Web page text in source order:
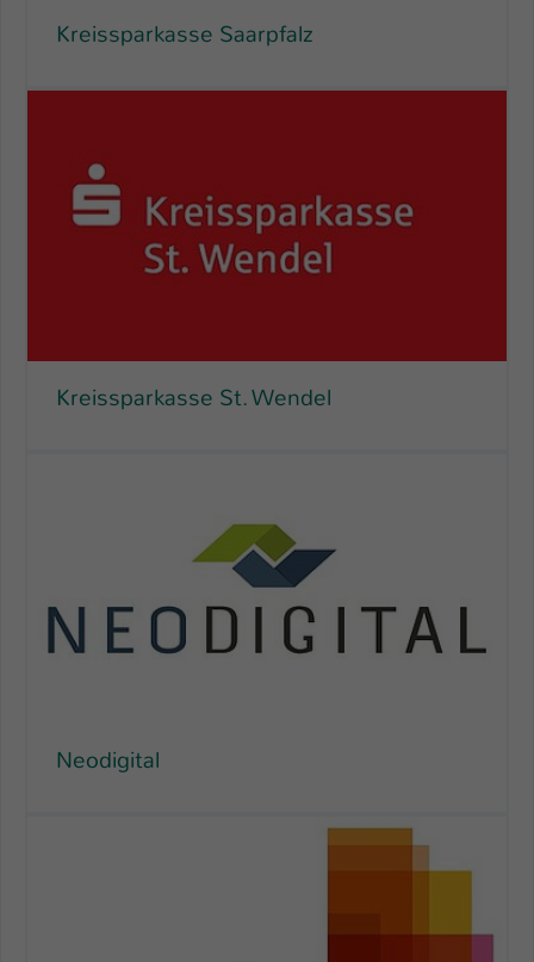
Kreissparkasse Saarpfalz
Kreissparkasse St. Wendel
Neodigital